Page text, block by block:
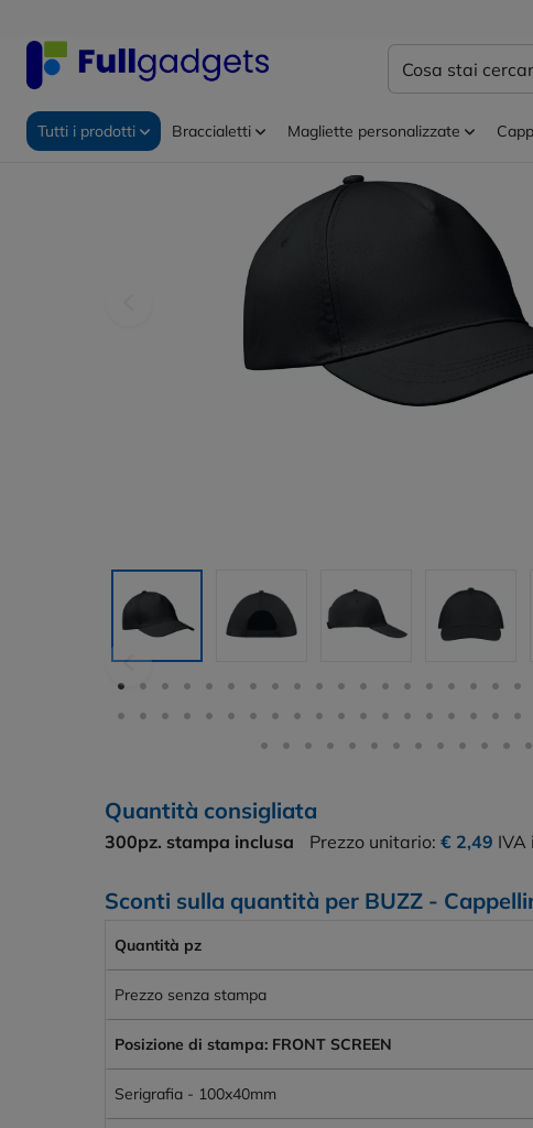
Tutti i prodotti Braccialetti Magliette personalizzate
Quantità consigliata
300pz. stampa inclusa Prezzo unitario: € 2,49 IVA
Sconti sulla quantità per BUZZ -
Quantità pz
Prezzo senza stampa
Posizione di stampa: FRONT SCREEN
Serigrafia - 100x40mm